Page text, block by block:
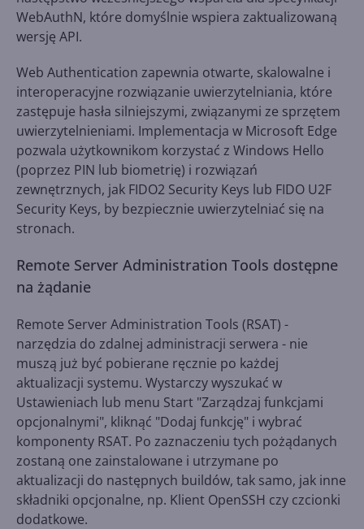
WebAuthN, które domyślnie wspiera zaktualizowaną
wersję API.
Web Authentication zapewnia otwarte, skalowalne i
interoperacyjne rozwiązanie uwierzytelniania, które
zastępuje hasła silniejszymi, związanymi ze sprzętem
uwierzytelnieniami. Implementacja w Microsoft Edge
pozwala użytkownikom korzystać z Windows Hello
(poprzez PIN lub biometrię) i rozwiązań
zewnętrznych, jak FIDO2 Security Keys lub FIDO U2F
Security Keys, by bezpiecznie uwierzytelniać się na
stronach.
Remote Server Administration Tools dostępne
na żądanie
Remote Server Administration Tools (RSAT) -
narzędzia do zdalnej administracji serwera - nie
muszą już być pobierane ręcznie po każdej
aktualizacji systemu. Wystarczy wyszukać w
Ustawieniach lub menu Start "Zarządzaj funkcjami
opcjonalnymi", kliknąć "Dodaj funkcję" i wybrać
komponenty RSAT. Po zaznaczeniu tych pożądanych
zostaną one zainstalowane i utrzymane po
aktualizacji do następnych buildów, tak samo, jak inne
składniki opcjonalne, np. Klient OpenSSH czy czcionki
dodatkowe.